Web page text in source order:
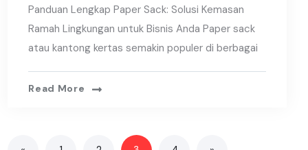
Panduan Lengkap Paper Sack: Solusi Kemasan
Ramah Lingkungan untuk Bisnis Anda Paper sack
atau kantong kertas semakin populer di berbagai
Read More